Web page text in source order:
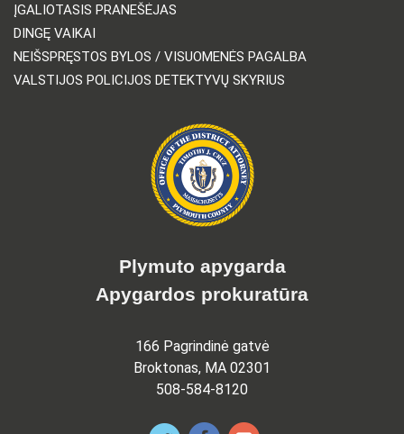
ĮGALIOTASIS PRANEŠĖJAS
DINGĘ VAIKAI
NEIŠSPRĘSTOS BYLOS / VISUOMENĖS PAGALBA
VALSTIJOS POLICIJOS DETEKTYVŲ SKYRIUS
Plymuto apygarda
Apygardos prokuratūra
166 Pagrindinė gatvė
Broktonas, MA 02301
508-584-8120